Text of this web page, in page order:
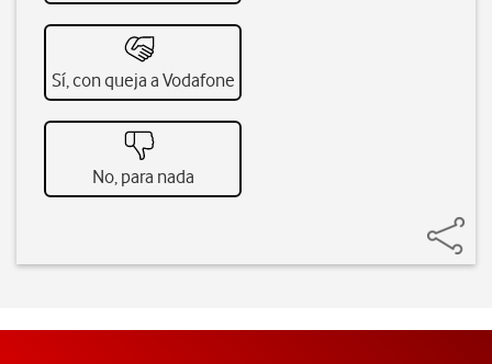
Sí, con queja a Vodafone
No, para nada